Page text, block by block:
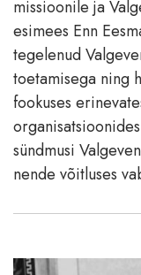
missioonile ja
esimees Enn
tegelenud
toetamisega ning
fookuses
sündmusi
nende võitluses